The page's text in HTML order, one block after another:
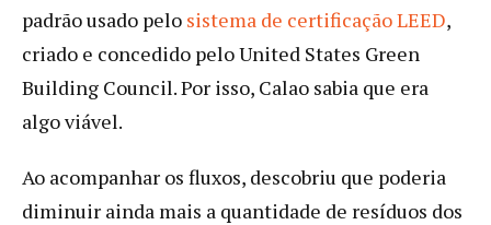
padrão usado pelo sistema de certificação LEED,
criado e concedido pelo United States Green
Building Council. Por isso, Calao sabia que era
algo viável.
Ao acompanhar os fluxos, descobriu que poderia
diminuir ainda mais a quantidade de resíduos dos